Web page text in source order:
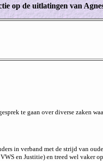
op de uitlatingen van
te gaan over diverse zaken
in verband met de strijd van
VWS en Justitie) en treed wel